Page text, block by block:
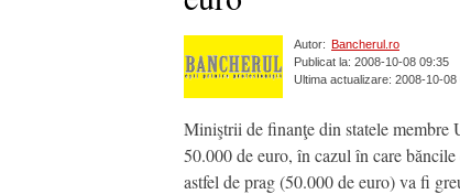
Autor:
Bancherul.ro
Publicat la: 2008-10-08 09:35
Ultima actualizare: 2008-10-08
Miniştrii de finanţe din statele membre
50.000 de euro, în cazul în care
astfel de prag (50.000 de euro) va fi